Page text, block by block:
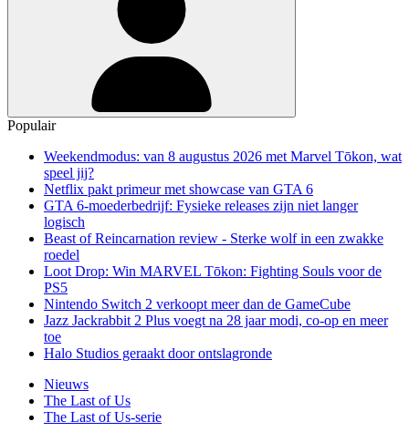
Populair
Weekendmodus: van 8 augustus 2026 met Marvel Tōkon, wat
speel jij?
Netflix pakt primeur met showcase van GTA 6
GTA 6-moederbedrijf: Fysieke releases zijn niet langer
logisch
Beast of Reincarnation review - Sterke wolf in een zwakke
roedel
Loot Drop: Win MARVEL Tōkon: Fighting Souls voor de
PS5
Nintendo Switch 2 verkoopt meer dan de GameCube
Jazz Jackrabbit 2 Plus voegt na 28 jaar modi, co-op en meer
toe
Halo Studios geraakt door ontslagronde
Nieuws
The Last of Us
The Last of Us-serie